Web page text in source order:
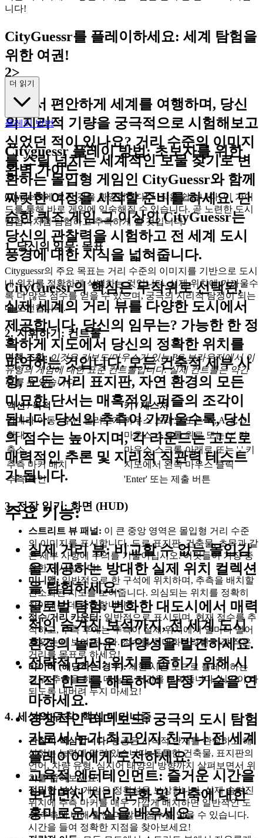
니다!
CityGuessr를 플레이하세요: 세계 탐험을
위한 여권!
2>
집에서 편안하게 세계를 여행하며, 당신
의 지리적 기량을 궁극적으로 시험해보고
싶었던 적이 있나요? 거리 수준의 이미지
를 스릴 넘치는 세계적인 보물 찾기로 변
환하는 몰입형 게임인 CityGuessr와 함께
짜릿한 여정을 시작할 준비를 하세요. 단
순한 퀴즈 게임 그 이상인 CityGuessr는
당신의 관찰력을 시험하고 전 세계 도시
풍경에 대한 지식을 넓혀줍니다.
CityGuessr의 핵심은 무작위로 선택된,
실제 세계의 거리 뷰를 다양한 도시에서
제공합니다. 당신의 임무는? 가능한 한 정
확하게 지도에서 당신의 정확한 위치를
파악하는 것입니다. 모든 건축적 세부 사
항, 모든 거리 표지판, 자연 환경의 모든
미묘한 단서는 매혹적인 퍼즐의 조각이
됩니다. 당신의 추측이 가까울수록, 당신
의 점수는 높아지며, 각 라운드는 고도로
매력적인 추론 및 지리적 직관력 테스트
가 됩니다.
주요 기능:
실제 거리 뷰: 비교할 수 없는 몰입감
을 제공하는 방대한 실제 위치 컬렉션
을 탐험하세요.
글로벌 탐험: 번화한 대도시에서 매력
적인 숨겨진 보석까지, 전 세계 도시
환경의 놀라운 다양성을 발견하세요.
전략적 단서: 위치를 좁히기 위해 시
각적 힌트를 해독하여 탐정 기술을 연
마하세요.
경쟁적인 리더보드: 궁극의 도시 탐험
가로서 누가 최고인지 친구나 전 세계
플레이어에게 도전하세요.
교육적 엔터테인먼트: 즐거운 시간을
보내면서 지리, 문화 및 건축에 대한
흥미로운 사실을 배우세요.
더 읽기
플레이 방법
Cityguessr 플레이 방법: 초보자를 위한
완벽 가이드
Cityguessr에 오신 것을 환영합니다! 시작은 쉽습니다. 이 가이
드를 통해 바로 게임에 익숙해질 수 있습니다. 곧 노련한 도시
탐험가처럼 탐험하고 추측하게 될 것입니다!
1. 당신의 임무: 목표
Cityguessr의 주요 목표는 거리 수준의 이미지를 기반으로 도시
내 위치를 정확하게 식별하는 것입니다. 실제 위치에 가까울수
록 더 많은 점수를 얻을 수 있으며, 궁극의 지리적 탐정이 되는
데 도전합니다.
2. 지휘하기: 컨트롤
면책 조항: 이것은 키보드/마우스가 있는 PC 브라우저에서 이
유형의 게임에 대한 표준 컨트롤입니다. 실제 컨트롤은 약간
다를 수 있습니다.
액션 / 목적
키 / 제스처
카메라 이동 / 주변 둘러보기 마우스 드래그 또는 W, A, S, D
확대
마우스 스크롤 위로 또는 '+' 키
축소
마우스 스크롤 아래로 또는 '-' 키
추측 마커 배치
지도에서 왼쪽 마우스 클릭
추측 확인
'Enter' 또는 제출 버튼
3. 전장 읽기: 화면 (HUD)
스트리트 뷰 패널: 이 큰 중앙 영역은 몰입형 거리 수준
의 이미지를 표시합니다. 도로 표지판, 건축물, 초목과 같
은 세부 사항에 주의를 기울이십시오. 이것들이 가장 중
요한 단서입니다!
미니맵: 일반적으로 한 구석에 위치하며, 추측을 배치할
간소화된 지도를 보여줍니다. 의심되는 위치를 정확히
찾아내는 데 중요합니다.
점수/거리 카운터: 일반적으로 표시되며, 현재 점수를 추
적하고, 추측 후에는 추측이 실제 위치에서 얼마나 떨어
져 있는지 보여줍니다. 점수를 최대화하려면 가장 작은
거리를 목표로 하세요!
타이머 (해당하는 경우):제한 시간 모드로 플레이하는
경우, 추측을 하는 데 남은 시간을 보여줍니다. 시간이 다
되도록 내버려 두지 마세요!
4. 세상의 규칙: 핵심 메커니즘
관찰이 핵심입니다:성공은 시각적 단서를 관찰하고 해
석하는 능력에 달려 있습니다. 독특한 건축물, 표지판의
언어, 차량 유형, 심지어 태양의 방향까지 살펴보면서 위
치를 좁혀보세요.
정밀한 보상:게임은 정확성을 보상합니다. 실제 숨겨진
위치에 추측 마커를 매우 가깝게 배치하면 일반적인 도
시 추측에 비해 훨씬 더 많은 점수를 얻을 수 있습니다.
시간을 들여 정확한 지점을 찾아보세요!